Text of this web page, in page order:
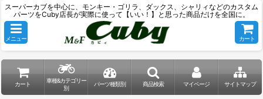
スーパーカブを中心に、モンキー・ゴリラ、ダックス、シャリィなどのカスタム
パーツをCuby店長が実際に使って【いい！】と思った商品だけを全国に。
メニュー カート
カート
車種&カテゴリー
別
パーツ種類別 商品検索 マイページ サイトマップ